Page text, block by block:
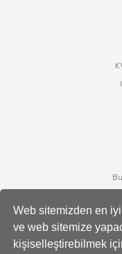
Web sitemizden en
ve web sitemize
kişiselleştirebilmek